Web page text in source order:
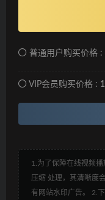
普通用户购买价格 :
VIP会员购买价格 :
1.为了保障在线视频
压缩 处理，其清晰度
有网站水印广告。 2.